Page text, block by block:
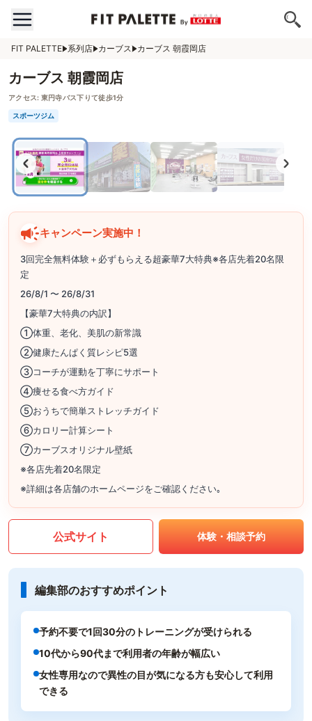
FIT PALETTE 系列店 カーブス カーブス 朝霞岡店
カーブス 朝霞岡店
アクセス: 東円寺バス下りて徒歩1分
スポーツジム
キャンペーン実施中！
3回完全無料体験＋必ずもらえる超豪華7大特典※各店先着20名限
定
26/8/1 〜 26/8/31
【豪華7大特典の内訳】
①体重、老化、美肌の新常識
②健康たんぱく質レシピ5選
③コーチが運動を丁寧にサポート
④痩せる食べ方ガイド
⑤おうちで簡単ストレッチガイド
⑥カロリー計算シート
⑦カーブスオリジナル壁紙
※各店先着20名限定
※詳細は各店舗のホームページをご確認ください｡
公式サイト 体験・相談予約
編集部のおすすめポイント
予約不要で1回30分のトレーニングが受けられる
10代から90代まで利用者の年齢が幅広い
女性専用なので異性の目が気になる方も安心して利用
できる